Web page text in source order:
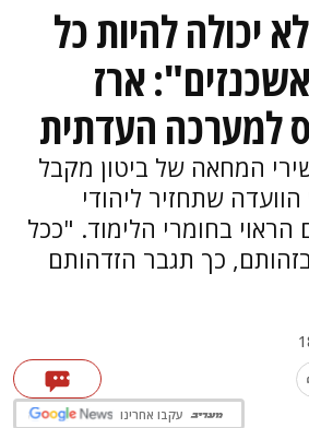
יכולה להיות כל
ארז
למערכה העדתית
המחאה של ביטון מקבל
שתחזיר ליהודי
בחומרי הלימוד. "ככל
כך תגבר הזדהותם
עקבו אחרינו